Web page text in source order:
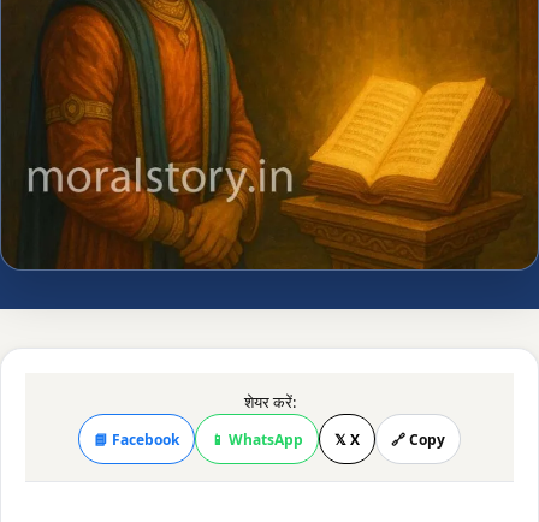
शेयर करें:
📘 Facebook 📱 WhatsApp 𝕏 X 🔗 Copy